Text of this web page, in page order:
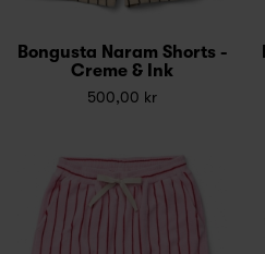
Bongusta Naram Shorts -
Creme & Ink
500,00 kr